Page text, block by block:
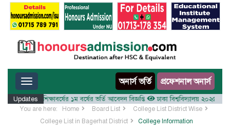
Toggle navigation অনার্স ভর্তি প্রফেশনাল অনার্স
Updates
২০২৫-২৬ শিক্ষাবর্ষের ১ম বর্ষের ভর্তি আবেদন বিজ্ঞপ্তি ঢাকা বিশ্ববিদ্যালয় ২০২৫-২৬
You are here: Home Board List
College List District Wise
College List in Bagerhat District
College Information